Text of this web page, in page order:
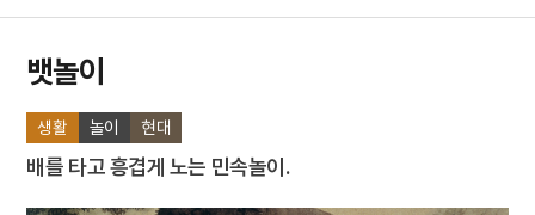
4 마니산
7
북조선임시인민위원회
8 삼
9 정감록
뱃놀이
생활 놀이 현대
배를 타고 흥겹게 노는 민속놀이.